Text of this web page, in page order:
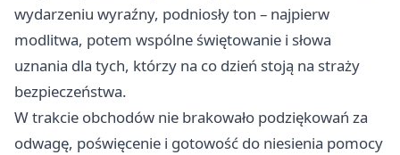
wydarzeniu wyraźny, podniosły ton – najpierw
modlitwa, potem wspólne świętowanie i słowa
uznania dla tych, którzy na co dzień stoją na straży
bezpieczeństwa.
W trakcie obchodów nie brakowało podziękowań za
odwagę, poświęcenie i gotowość do niesienia pomocy